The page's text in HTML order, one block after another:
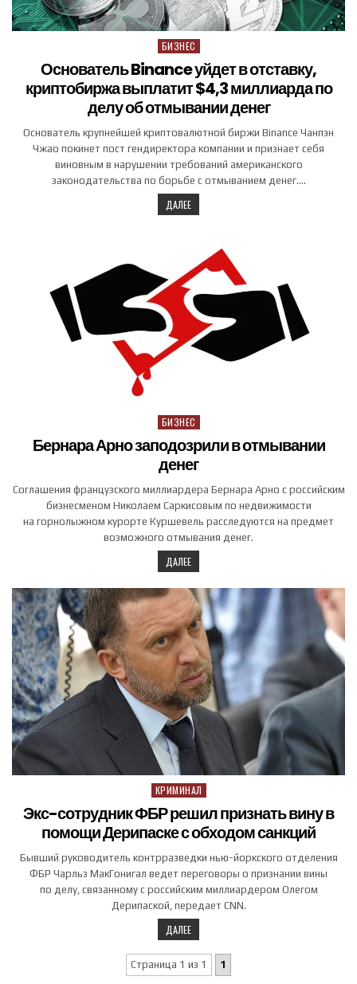
Posted in
БИЗНЕС
Основатель Binance уйдет в отставку,
криптобиржа выплатит $4,3 миллиарда по
делу об отмывании денег
Основатель крупнейшей криптовалютной биржи Binance Чанпэн
Чжао покинет пост гендиректора компании и признает себя
виновным в нарушении требований американского
законодательства по борьбе с отмыванием денег….
ДАЛЕЕ
Posted in
БИЗНЕС
Бернара Арно заподозрили в отмывании
денег
Соглашения французского миллиардера Бернара Арно с российским
бизнесменом Николаем Саркисовым по недвижимости
на горнолыжном курорте Куршевель расследуются на предмет
возможного отмывания денег.
ДАЛЕЕ
Posted in
КРИМИНАЛ
Экс-сотрудник ФБР решил признать вину в
помощи Дерипаске с обходом санкций
Бывший руководитель контрразведки нью-йоркского отделения
ФБР Чарльз МакГонигал ведет переговоры о признании вины
по делу, связанному с российским миллиардером Олегом
Дерипаской, передает CNN.
ДАЛЕЕ
Страница 1 из 1 1